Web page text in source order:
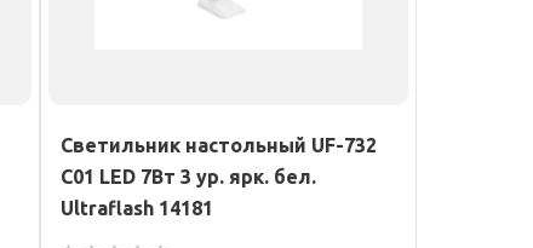
Светильник настольный UF-732
С01 LED 7Вт 3 ур. ярк. бел.
Ultraflash 14181